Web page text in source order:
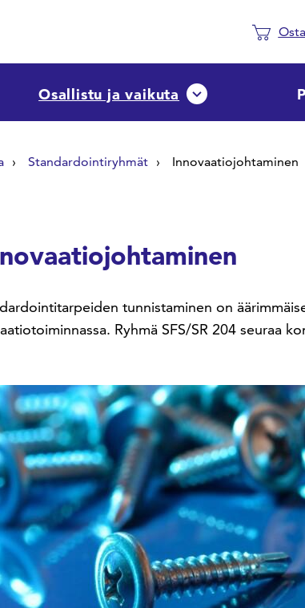
pudotusvalikko
Osallistu ja vaikuta Avaa tai sulje
Standardointiryhmät Innovaatiojohtaminen
tunnistaminen on
Ryhmä SFS/SR 204 seuraa